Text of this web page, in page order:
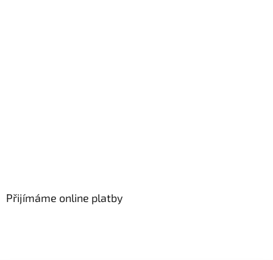
Přijímáme online platby